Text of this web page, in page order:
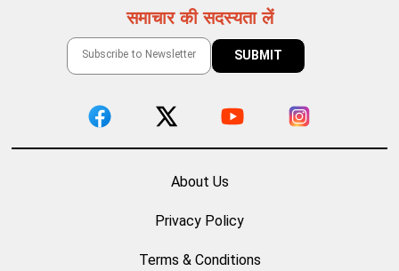
समाचार की सदस्यता लें
About Us
Privacy Policy
Terms & Conditions